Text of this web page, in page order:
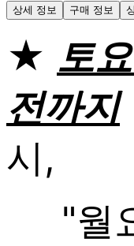
상세 정보 구매 정보
★ 토
전까지
시,
"월